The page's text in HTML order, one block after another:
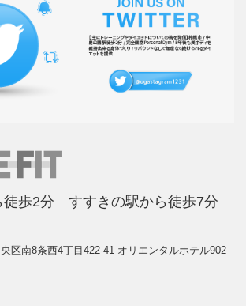
徒歩2分 すすきの駅から徒歩7分
区南8条西4丁目422-41 オリエンタルホテル902